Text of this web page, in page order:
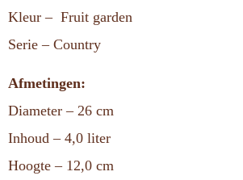
Kleur – Fruit garden
Serie – Country
Afmetingen:
Diameter – 26 cm
Inhoud – 4,0 liter
Hoogte – 12,0 cm